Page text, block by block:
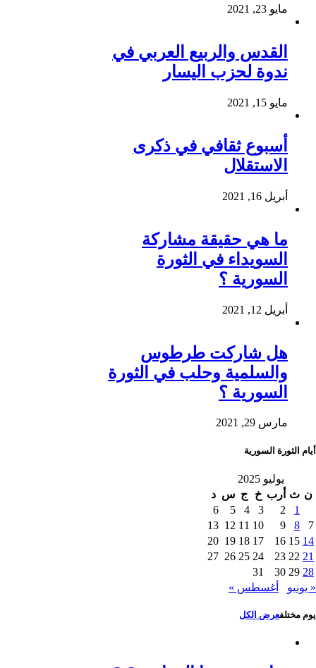
مايو 23, 2021
القدس والربيع العربي في
ندوة لحزب اليسار
مايو 15, 2021
أسبوع ثقافي في ذكرى
الاستقلال
أبريل 16, 2021
ما هي حقيقة مشاركة
السويداء في الثورة
السورية ؟
أبريل 12, 2021
هل شاركت طرطوس
والسلمية وحلب في الثورة
السورية ؟
مارس 29, 2021
أيام الثورة السورية
يوليو 2025
ن ث أرب خ ج س د
1
2
3
4
5
6
7
8
9
10
11
12
13
14
15
16
17
18
19
20
21
22
23
24
25
26
27
28
29
30
31
« يونيو
أغسطس »
يوم مختلفعرض الكل